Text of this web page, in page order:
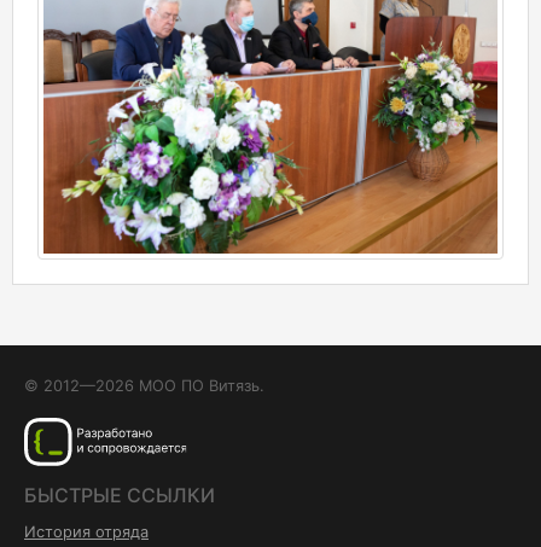
© 2012—2026 МОО ПО Витязь.
БЫСТРЫЕ ССЫЛКИ
История отряда